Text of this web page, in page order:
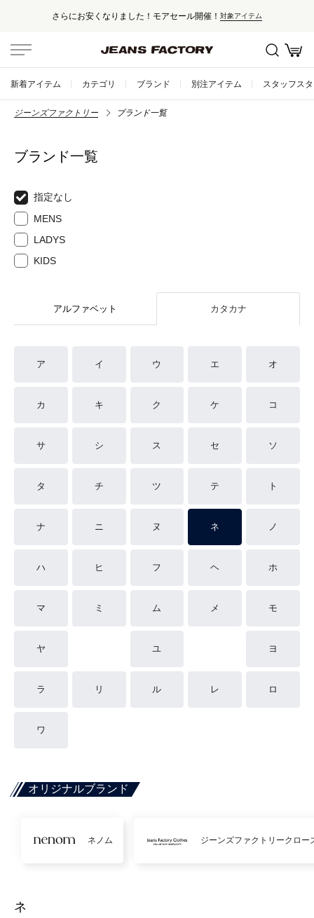
さらにお安くなりました！モアセール開催！ 対象アイテム
新着アイテム カテゴリ ブランド 別注アイテム スタッフス
ジーンズファクトリー ブランド一覧
ブランド一覧
指定なし
MENS
LADYS
KIDS
アルファベット カタカナ
ア イ ウ エ オ
カ キ ク ケ コ
サ シ ス セ ソ
タ チ ツ テ ト
ナ ニ ヌ ネ ノ
ハ ヒ フ ヘ ホ
マ ミ ム メ モ
ヤ ユ ヨ
ラ リ ル レ ロ
ワ
オリジナルブランド
ネノム ジーンズファクトリークロー
ネ